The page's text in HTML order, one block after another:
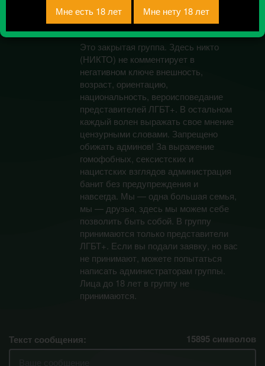
Всего 3, за сегодня 0 сообщений
отправлено / Рейтинг 0
Это закрытая группа. Здесь никто
(НИКТО) не комментирует в
негативном ключе внешность,
возраст, ориентацию,
национальность, вероисповедание
представителей ЛГБТ+. В остальном
каждый волен выражать свое мнение
цензурными словами. Запрещено
обижать админов! За выражение
гомофобных, сексистских и
нацистских взглядов администрация
банит без предупреждения и
навсегда. Мы — одна большая семья,
мы — друзья, здесь мы можем себе
позволить быть собой. В группу
принимаются только представители
ЛГБТ+. Если вы подали заявку, но вас
не принимают, можете попытаться
написать администраторам группы.
Лица до 18 лет в группу не
принимаются.
Текст сообщения: 15895 символов